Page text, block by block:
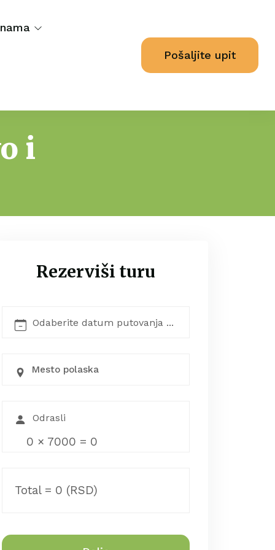
Pošaljite upit
i
Rezerviši turu
Mesto polaska
0 × 7000 = 0
Total = 0 (RSD)